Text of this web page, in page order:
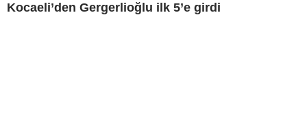
Kocaeli’den Gergerlioğlu ilk 5’e girdi